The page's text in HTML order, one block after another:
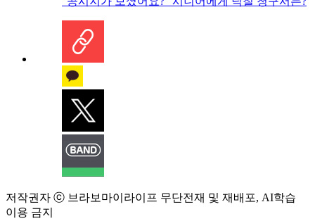
저작권자 ⓒ 브라보마이라이프 무단전재 및 재배포, AI학습
이용 금지